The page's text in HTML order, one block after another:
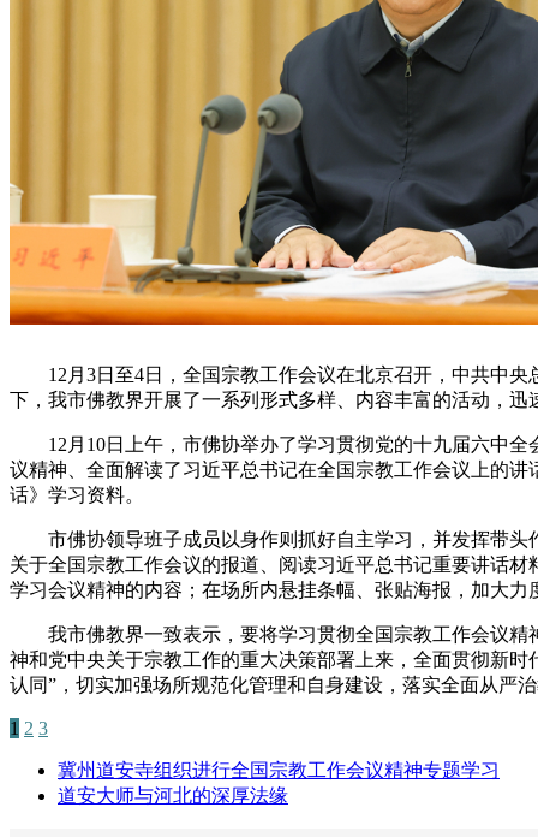
12月3日至4日，全国宗教工作会议在北京召开，中共中央
下，我市佛教界开展了一系列形式多样、内容丰富的活动，
12月10日上午，市佛协举办了学习贯彻党的十九届六中全
议精神、全面解读了习近平总书记在全国宗教工作会议上的
话》学习资料。
市佛协领导班子成员以身作则抓好自主学习，并发挥带头
关于全国宗教工作会议的报道、阅读习近平总书记重要讲话
学习会议精神的内容；在场所内悬挂条幅、张贴海报，加大力
我市佛教界一致表示，要将学习贯彻全国宗教工作会议精
神和党中央关于宗教工作的重大决策部署上来，全面贯彻新
认同”，切实加强场所规范化管理和自身建设，落实全面从严
1 2 3
冀州道安寺组织进行全国宗教工作会议精神专题学习
道安大师与河北的深厚法缘